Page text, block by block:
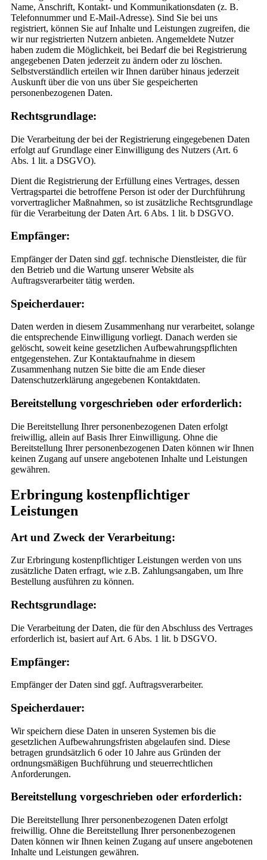
Name, Anschrift, Kontakt- und Kommunikationsdaten (z. B.
Telefonnummer und E-Mail-Adresse). Sind Sie bei uns
registriert, können Sie auf Inhalte und Leistungen zugreifen, die
wir nur registrierten Nutzern anbieten. Angemeldete Nutzer
haben zudem die Möglichkeit, bei Bedarf die bei Registrierung
angegebenen Daten jederzeit zu ändern oder zu löschen.
Selbstverständlich erteilen wir Ihnen darüber hinaus jederzeit
Auskunft über die von uns über Sie gespeicherten
personenbezogenen Daten.
Rechtsgrundlage:
Die Verarbeitung der bei der Registrierung eingegebenen Daten
erfolgt auf Grundlage einer Einwilligung des Nutzers (Art. 6
Abs. 1 lit. a DSGVO).
Dient die Registrierung der Erfüllung eines Vertrages, dessen
Vertragspartei die betroffene Person ist oder der Durchführung
vorvertraglicher Maßnahmen, so ist zusätzliche Rechtsgrundlage
für die Verarbeitung der Daten Art. 6 Abs. 1 lit. b DSGVO.
Empfänger:
Empfänger der Daten sind ggf. technische Dienstleister, die für
den Betrieb und die Wartung unserer Website als
Auftragsverarbeiter tätig werden.
Speicherdauer:
Daten werden in diesem Zusammenhang nur verarbeitet, solange
die entsprechende Einwilligung vorliegt. Danach werden sie
gelöscht, soweit keine gesetzlichen Aufbewahrungspflichten
entgegenstehen. Zur Kontaktaufnahme in diesem
Zusammenhang nutzen Sie bitte die am Ende dieser
Datenschutzerklärung angegebenen Kontaktdaten.
Bereitstellung vorgeschrieben oder erforderlich:
Die Bereitstellung Ihrer personenbezogenen Daten erfolgt
freiwillig, allein auf Basis Ihrer Einwilligung. Ohne die
Bereitstellung Ihrer personenbezogenen Daten können wir Ihnen
keinen Zugang auf unsere angebotenen Inhalte und Leistungen
gewähren.
Erbringung kostenpflichtiger
Leistungen
Art und Zweck der Verarbeitung:
Zur Erbringung kostenpflichtiger Leistungen werden von uns
zusätzliche Daten erfragt, wie z.B. Zahlungsangaben, um Ihre
Bestellung ausführen zu können.
Rechtsgrundlage:
Die Verarbeitung der Daten, die für den Abschluss des Vertrages
erforderlich ist, basiert auf Art. 6 Abs. 1 lit. b DSGVO.
Empfänger:
Empfänger der Daten sind ggf. Auftragsverarbeiter.
Speicherdauer:
Wir speichern diese Daten in unseren Systemen bis die
gesetzlichen Aufbewahrungsfristen abgelaufen sind. Diese
betragen grundsätzlich 6 oder 10 Jahre aus Gründen der
ordnungsmäßigen Buchführung und steuerrechtlichen
Anforderungen.
Bereitstellung vorgeschrieben oder erforderlich:
Die Bereitstellung Ihrer personenbezogenen Daten erfolgt
freiwillig. Ohne die Bereitstellung Ihrer personenbezogenen
Daten können wir Ihnen keinen Zugang auf unsere angebotenen
Inhalte und Leistungen gewähren.